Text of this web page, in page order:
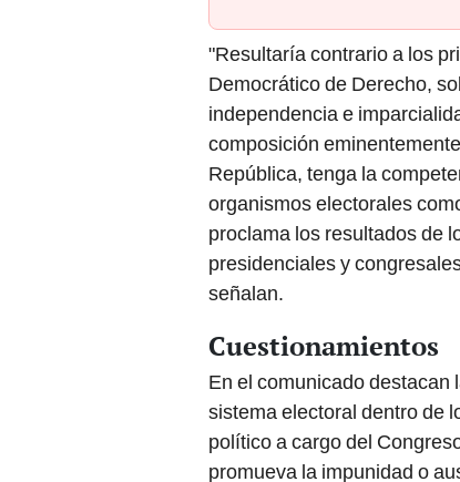
"Resultaría contrario a los
Democrático de Derecho,
independencia e
composición
República, tenga la
organismos electorales
proclama los resultados de
presidenciales y
señalan.
Cuestionamientos
En el comunicado destacan
sistema electoral dentro de
político a cargo del
promueva la impunidad o